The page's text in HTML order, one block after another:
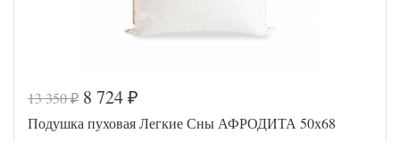
Код товара
Артикул
GG-FSN-092
13 350₽ 8 724 ₽
Подушка пуховая Легкие Сны АФРОДИТА 50х68